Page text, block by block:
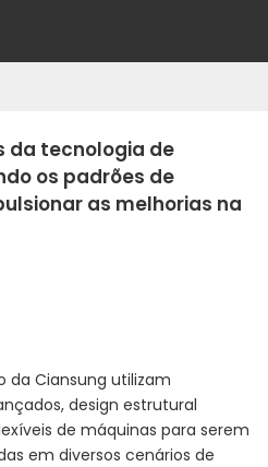
da tecnologia de
os padrões de
as melhorias na
da Ciansung utilizam
design estrutural
de máquinas para serem
em diversos cenários de